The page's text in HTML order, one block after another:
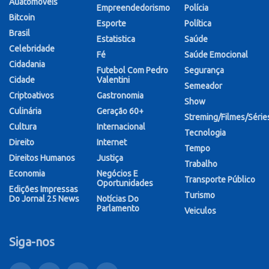
Auatomóveis
Bitcoin
Brasil
Celebridade
Cidadania
Cidade
Criptoativos
Culinária
Cultura
Direito
Direitos Humanos
Economia
Edições Impressas
Do Jornal 25 News
Empreendedorismo
Esporte
Estatistica
Fé
Futebol Com Pedro
Valentini
Gastronomia
Geração 60+
Internacional
Internet
Justiça
Negócios E
Oportunidades
Notícias Do
Parlamento
Polícia
Política
Saúde
Saúde Emocional
Segurança
Semeador
Show
Streming/Filmes/
Tecnologia
Tempo
Trabalho
Transporte Público
Turismo
Veiculos
Siga-nos